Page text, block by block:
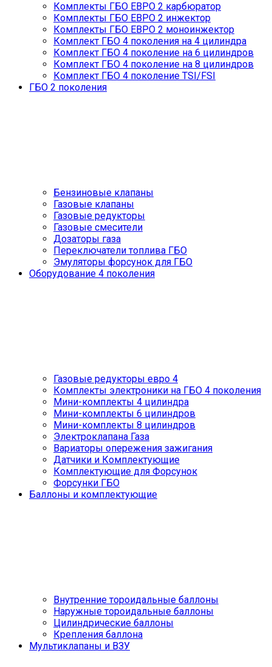
Комплекты ГБО ЕВРО 2 карбюратор
Комплекты ГБО ЕВРО 2 инжектор
Комплекты ГБО ЕВРО 2 моноинжектор
Комплект ГБО 4 поколения на 4 цилиндра
Комплект ГБО 4 поколение на 6 цилиндров
Комплект ГБО 4 поколение на 8 цилиндров
Комплект ГБО 4 поколение TSI/FSI
ГБО 2 поколения
Бензиновые клапаны
Газовые клапаны
Газовые редукторы
Газовые смесители
Дозаторы газа
Переключатели топлива ГБО
Эмуляторы форсунок для ГБО
Оборудование 4 поколения
Газовые редукторы евро 4
Комплекты электроники на ГБО 4 поколения
Мини-комплекты 4 цилиндра
Мини-комплекты 6 цилиндров
Мини-комплекты 8 цилиндров
Электроклапана Газа
Вариаторы опережения зажигания
Датчики и Комплектующие
Комплектующие для Форсунок
Форсунки ГБО
Баллоны и комплектующие
Внутренние тороидальные баллоны
Наружные тороидальные баллоны
Цилиндрические баллоны
Крепления баллона
Мультиклапаны и ВЗУ